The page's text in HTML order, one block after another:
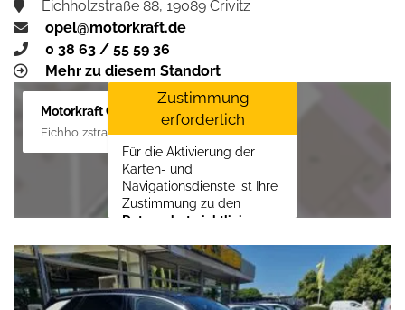
Eichholzstraße 88, 19089 Crivitz
opel@motorkraft.de
0 38 63 / 55 59 36
Mehr zu diesem Standort
Motorkraft GmbH
Eichholzstraße 88, 19089 Crivitz
Zustimmung
erforderlich
Für die Aktivierung der
Karten- und
Navigationsdienste ist Ihre
Zustimmung zu den
Datenschutzrichtlinien
LLCerforderlich.
Zustimmen und